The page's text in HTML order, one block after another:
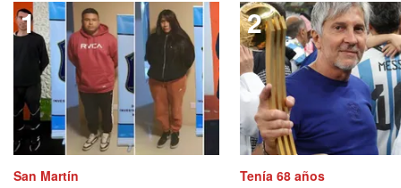
San Martín Tenía 68 años